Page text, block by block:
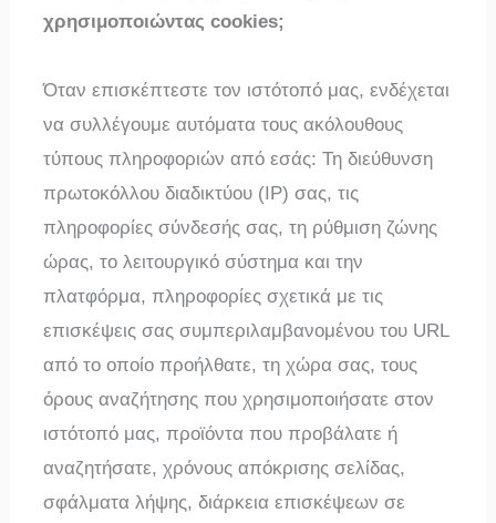
χρησιμοποιώντας cookies;
Όταν επισκέπτεστε τον ιστότοπό μας, ενδέχεται
να συλλέγουμε αυτόματα τους ακόλουθους
τύπους πληροφοριών από εσάς: Τη διεύθυνση
πρωτοκόλλου διαδικτύου (IP) σας, τις
πληροφορίες σύνδεσής σας, τη ρύθμιση ζώνης
ώρας, το λειτουργικό σύστημα και την
πλατφόρμα, πληροφορίες σχετικά με τις
επισκέψεις σας συμπεριλαμβανομένου του URL
από το οποίο προήλθατε, τη χώρα σας, τους
όρους αναζήτησης που χρησιμοποιήσατε στον
ιστότοπό μας, προϊόντα που προβάλατε ή
αναζητήσατε, χρόνους απόκρισης σελίδας,
σφάλματα λήψης, διάρκεια επισκέψεων σε